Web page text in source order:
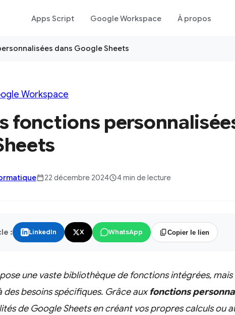
Apps Script Google Workspace À propos
dans Google Sheets
Workspace
fonctions
22 décembre 2024 4 min de lecture
: LinkedIn X WhatsApp Copier le lien
une vaste bibliothèque de fonctions intégrées,
des besoins spécifiques. Grâce auxfonctions
de Google Sheets en créant vos propres calculs ou